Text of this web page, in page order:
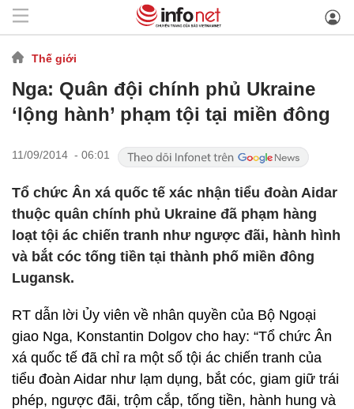
Thế giới
Nga: Quân đội chính phủ Ukraine
‘lộng hành’ phạm tội tại miền đông
11/09/2014 - 06:01
Tổ chức Ân xá quốc tế xác nhận tiểu đoàn Aidar
thuộc quân chính phủ Ukraine đã phạm hàng
loạt tội ác chiến tranh như ngược đãi, hành hình
và bắt cóc tống tiền tại thành phố miền đông
Lugansk.
RT dẫn lời Ủy viên về nhân quyền của Bộ Ngoại
giao Nga, Konstantin Dolgov cho hay: “Tổ chức Ân
xá quốc tế đã chỉ ra một số tội ác chiến tranh của
tiểu đoàn Aidar như lạm dụng, bắt cóc, giam giữ trái
phép, ngược đãi, trộm cắp, tống tiền, hành hung và